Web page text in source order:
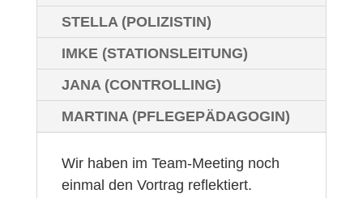
STELLA (POLIZISTIN)
IMKE (STATIONSLEITUNG)
JANA (CONTROLLING)
MARTINA (PFLEGEPÄDAGOGIN)
Wir haben im Team-Meeting noch
einmal den Vortrag reflektiert.